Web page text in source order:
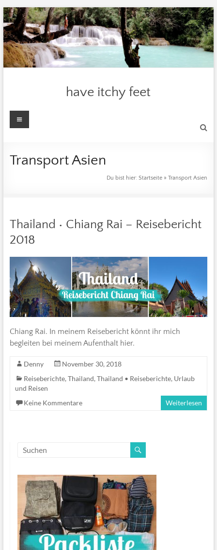
Zum
Inhalt
springen
have itchy feet
Menü
Transport Asien
Du bist hier:Startseite »Transport Asien
Thailand • Chiang Rai – Reisebericht
2018
Chiang Rai. In meinem Reisebericht könnt ihr mich
begleiten bei meinem Aufenthalt hier.
Denny
November 30, 2018
Reiseberichte, Thailand, Thailand • Reiseberichte, Urlaub
und Reisen
Keine Kommentare
Weiterlesen